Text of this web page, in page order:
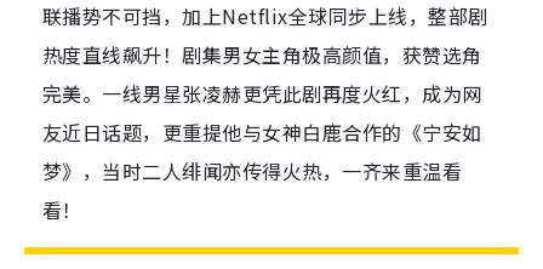
联播势不可挡，加上Netflix全球同步上线，整部剧
热度直线飙升！剧集男女主角极高颜值，获赞选角
完美。一线男星张凌赫更凭此剧再度火红，成为网
友近日话题，更重提他与女神白鹿合作的《宁安如
梦》，当时二人绯闻亦传得火热，一齐来重温看
看！